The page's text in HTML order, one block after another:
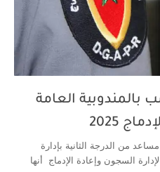
700 منصب بالمندوبية العامة
2025
السجون مساعد من الدرجة الثانية بإدارة
لإدارة السجون وإعادة الإدماج أنها